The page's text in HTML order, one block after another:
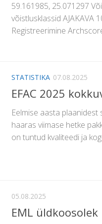
59.161985, 25.071297
võistlusklassid AJAKAVA
Registreerimine
STATISTIKA 07.08.2025
EFAC 2025
Eelmise aasta
haaras viimase hetke
on tuntud kvaliteedi ja
05.08.2025
EML üldkoosolek